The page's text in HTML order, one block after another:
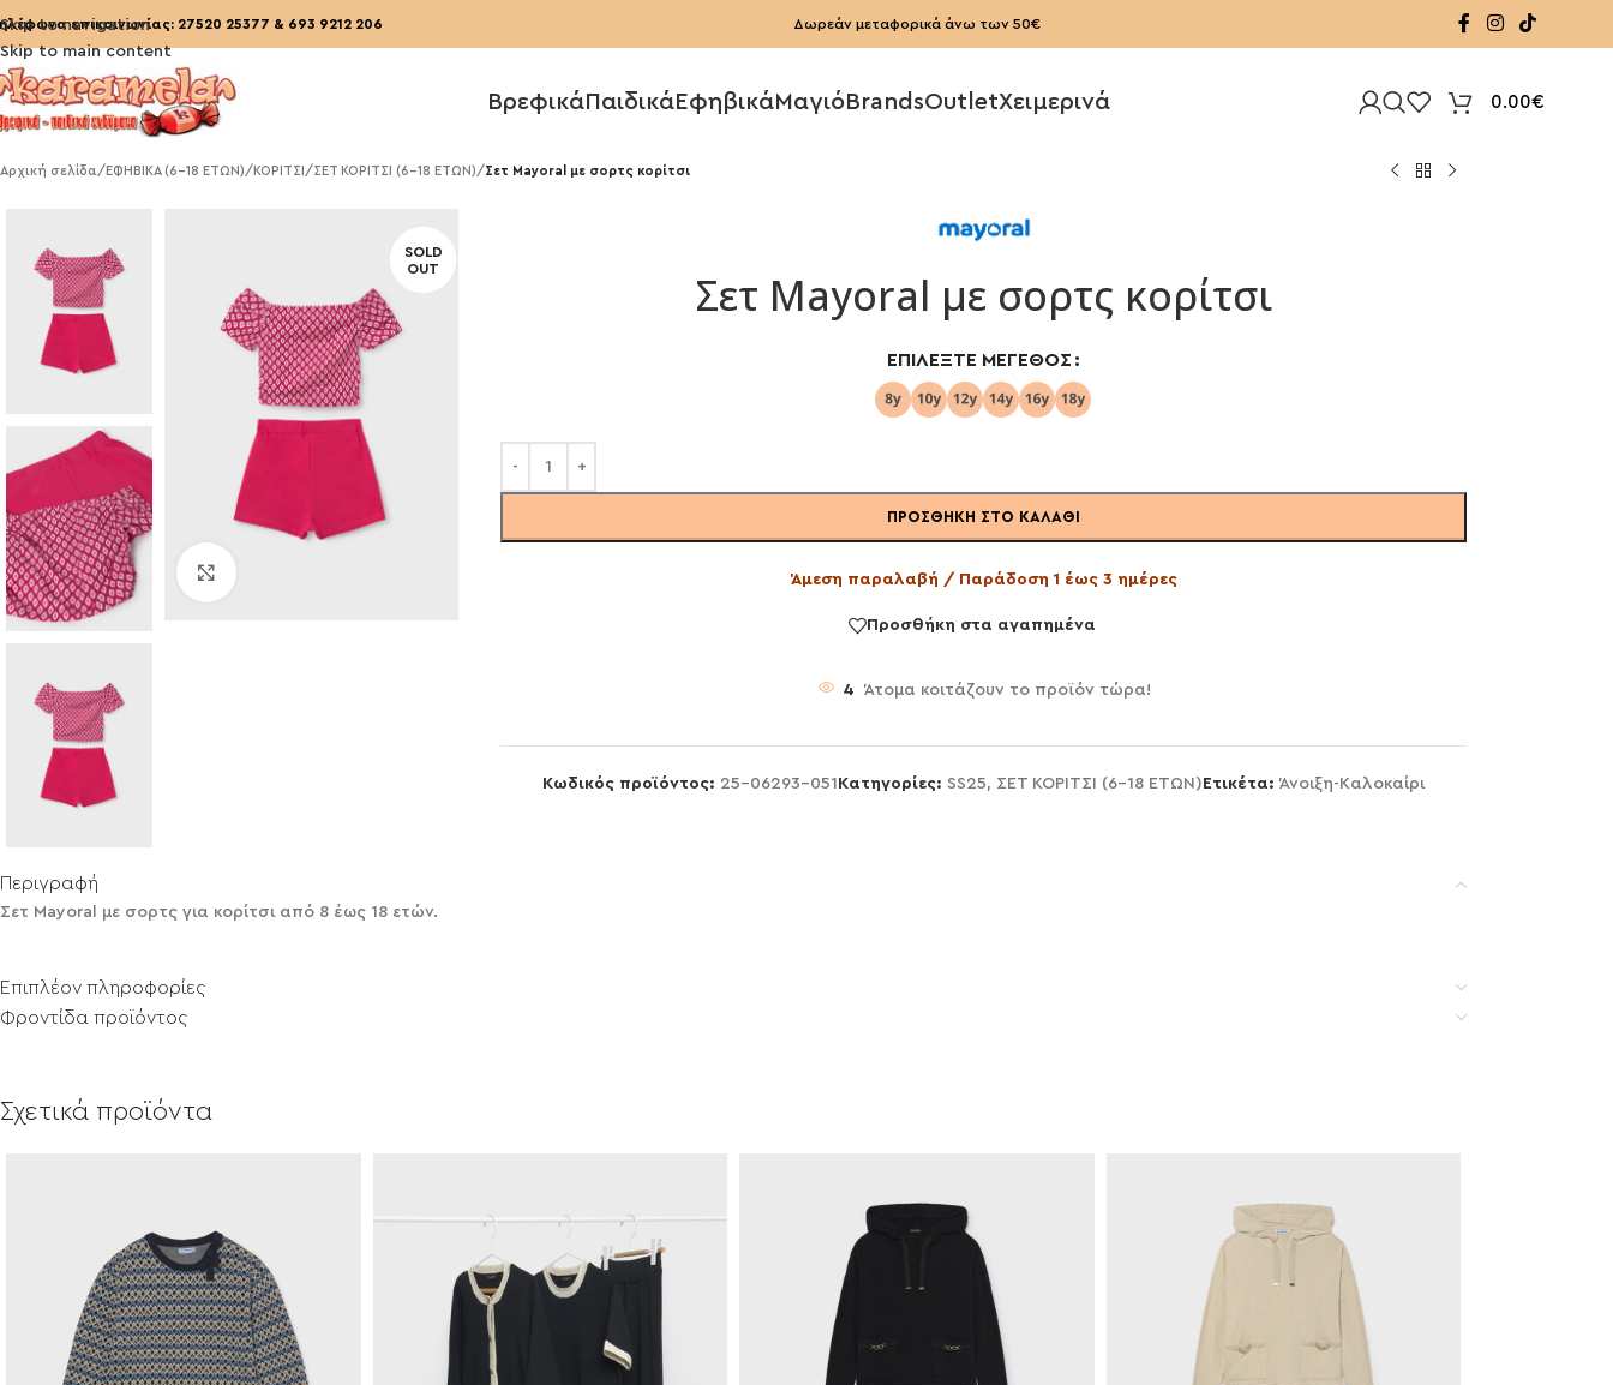
Skip to navigation
Skip to main content
επικοινωνίας: 27520 25377 & 693 9212 206 Δωρεάν μεταφορικά άνω των 50€
Βρεφικά Παιδικά ΕφηβικάΜαγιό BrandsOutletΧειμερινά 0.00€
Αρχική σελίδα/ ΕΦΗΒΙΚΑ (6-18 ΕΤΩΝ)/ ΚΟΡΙΤΣΙ /ΣΕΤ ΚΟΡΙΤΣΙ (6-18 ΕΤΩΝ)/Σετ Mayoral με σορτς κορίτσι
SOLD
OUT
Σετ Mayoral με σορτς κορίτσι
ΕΠΙΛΈΞΤΕ ΜΈΓΕΘΟΣ
ΠΡΟΣΘΉΚΗ ΣΤΟ ΚΑΛΆΘΙ
Άμεση παραλαβή / Παράδοση 1 έως 3 ημέρες
Προσθήκη στα αγαπημένα
4 Άτομα κοιτάζουν το προϊόν τώρα!
Κωδικός προϊόντος: 25-06293-051 Κατηγορίες: SS25, ΣΕΤ ΚΟΡΙΤΣΙ (6-18 ΕΤΩΝ) Ετικέτα: Άνοιξη-Καλοκαίρι
Περιγραφή
Σετ Mayoral με σορτς για κορίτσι από 8 έως 18 ετών.
Επιπλέον πληροφορίες
Φροντίδα προϊόντος
Σχετικά προϊόντα